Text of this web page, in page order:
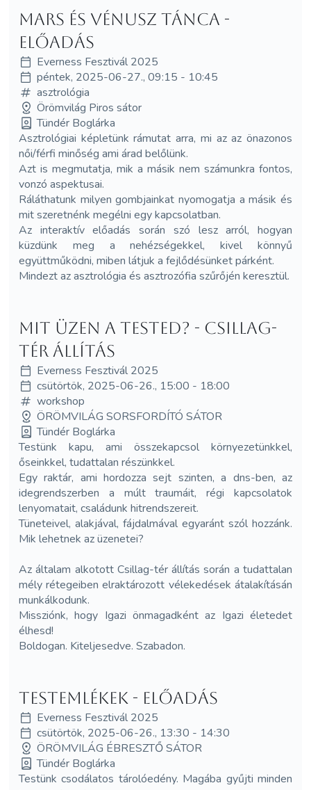
Mars és Vénusz tánca -
előadás
Everness Fesztivál 2025
péntek, 2025-06-27., 09:15 - 10:45
asztrológia
Örömvilág Piros sátor
Tündér Boglárka
Asztrológiai képletünk rámutat arra, mi az az önazonos
női/férfi minőség ami árad belőlünk.
Azt is megmutatja, mik a másik nem számunkra fontos,
vonzó aspektusai.
Ráláthatunk milyen gombjainkat nyomogatja a másik és
mit szeretnénk megélni egy kapcsolatban.
Az interaktív előadás során szó lesz arról, hogyan
küzdünk meg a nehézségekkel, kivel könnyű
együttműködni, miben látjuk a fejlődésünket párként.
Mindezt az asztrológia és asztrozófia szűrőjén keresztül.
Mit üzen a tested? - Csillag-
tér állítás
Everness Fesztivál 2025
csütörtök, 2025-06-26., 15:00 - 18:00
workshop
ÖRÖMVILÁG SORSFORDÍTÓ SÁTOR
Tündér Boglárka
Testünk kapu, ami összekapcsol környezetünkkel,
őseinkkel, tudattalan részünkkel.
Egy raktár, ami hordozza sejt szinten, a dns-ben, az
idegrendszerben a múlt traumáit, régi kapcsolatok
lenyomatait, családunk hitrendszereit.
Tüneteivel, alakjával, fájdalmával egyaránt szól hozzánk.
Mik lehetnek az üzenetei?
Az általam alkotott Csillag-tér állítás során a tudattalan
mély rétegeiben elraktározott vélekedések átalakításán
munkálkodunk.
Missziónk, hogy Igazi önmagadként az Igazi életedet
élhesd!
Boldogan. Kiteljesedve. Szabadon.
Testemlékek - előadás
Everness Fesztivál 2025
csütörtök, 2025-06-26., 13:30 - 14:30
ÖRÖMVILÁG ÉBRESZTŐ SÁTOR
Tündér Boglárka
Testünk csodálatos tárolóedény. Magába gyűjti minden